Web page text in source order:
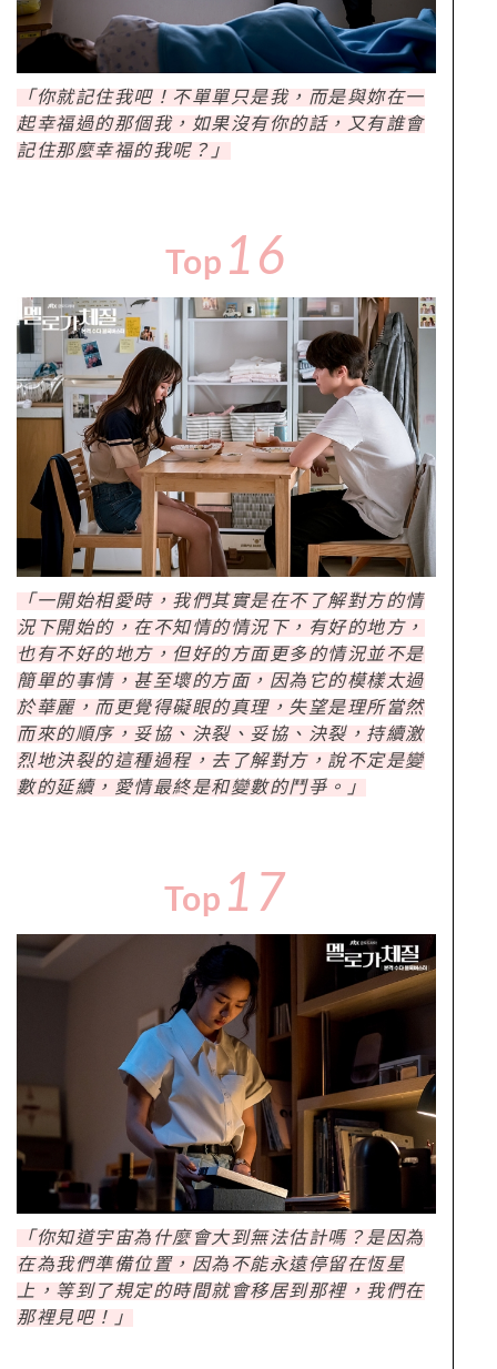
「你就記住我吧！不單單只是我，而是與妳在一
起幸福過的那個我，如果沒有你的話，又有誰會
記住那麼幸福的我呢？」
Top 16
「一開始相愛時，我們其實是在不了解對方的情
況下開始的，在不知情的情況下，有好的地方，
也有不好的地方，但好的方面更多的情況並不是
簡單的事情，甚至壞的方面，因為它的模樣太過
於華麗，而更覺得礙眼的真理，失望是理所當然
而來的順序，妥協、決裂、妥協、決裂，持續激
烈地決裂的這種過程，去了解對方，說不定是變
數的延續，愛情最終是和變數的鬥爭。」
Top 17
「你知道宇宙為什麼會大到無法估計嗎？是因為
在為我們準備位置，因為不能永遠停留在恆星
上，等到了規定的時間就會移居到那裡，我們在
那裡見吧！」